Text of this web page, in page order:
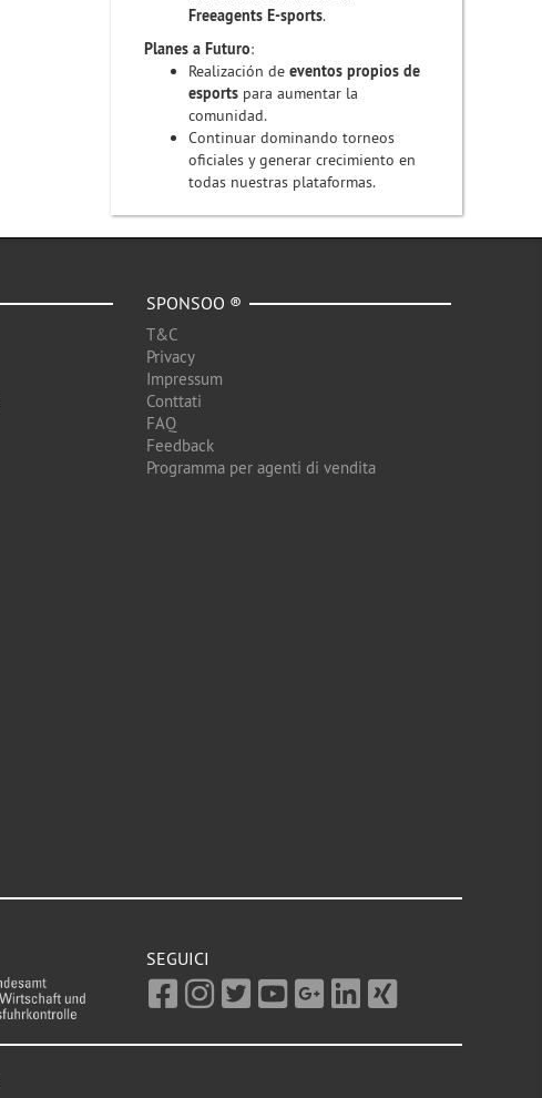
Freeagents E-sports.
Planes a Futuro:
Realización deeventos propios de
esports para aumentar la
comunidad.
Continuar dominando torneos
oficiales y generar crecimiento en
todas nuestras plataformas.
SPONSOO ®
T&C
Privacy
Impressum
Conttati
FAQ
Feedback
Programma per agenti di vendita
SEGUICI